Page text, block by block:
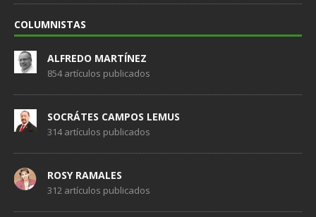
COLUMNISTAS
ALFREDO MARTÍNEZ
854 artículos publicados
SOCRÁTES CAMPOS LEMUS
314 artículos publicados
ROSY RAMALES
312 artículos publicados